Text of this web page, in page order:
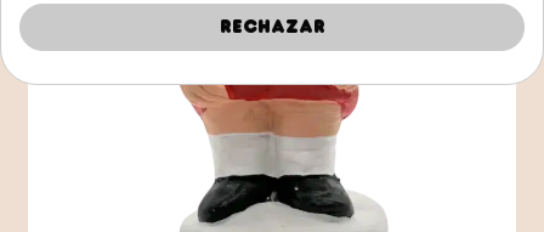
Rechazar